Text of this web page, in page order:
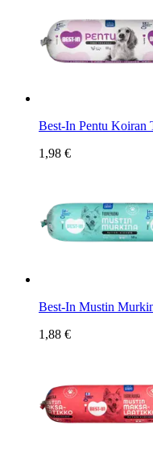
Best-In Pentu Koiran
1,98 €
Best-In Mustin
1,88 €